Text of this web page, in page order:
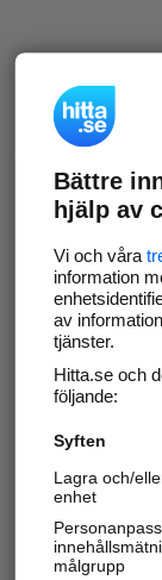
Bättre
hjälp av
Vi och våra
information
av
tjänster.
Hitta.se och
följande:
Syften
Lagra och/
enhet
målgrupp